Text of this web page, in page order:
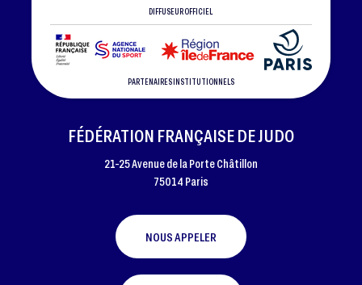
DIFFUSEUR OFFICIEL
PARTENAIRES INSTITUTIONNELS
FÉDÉRATION FRANÇAISE DE JUDO
21-25 Avenue de la Porte Châtillon
75014 Paris
NOUS APPELER